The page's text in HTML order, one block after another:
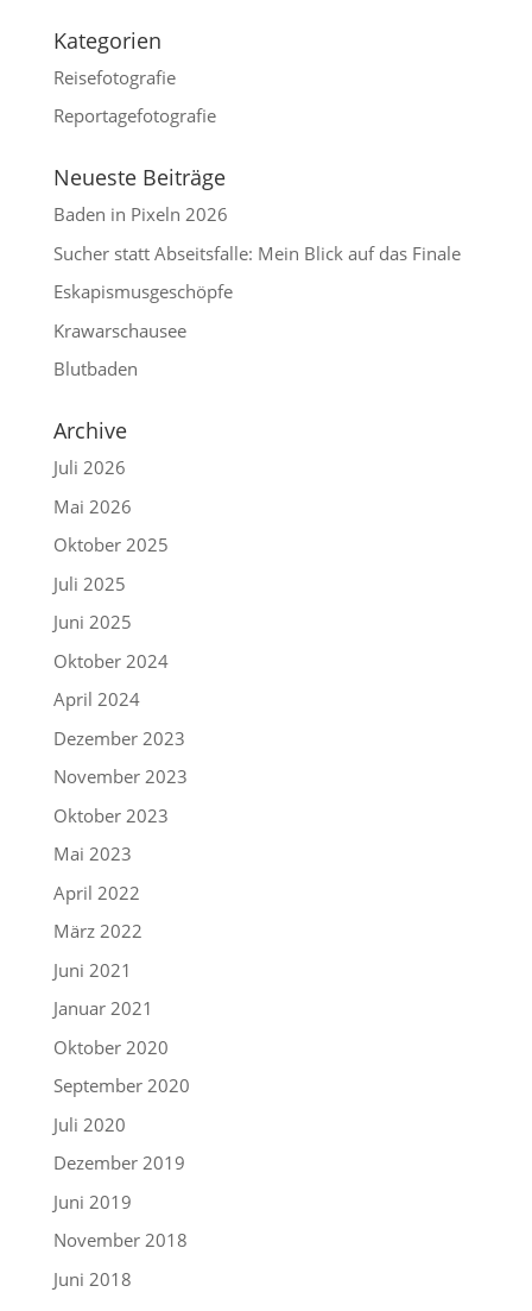
Kategorien
Reisefotografie
Reportagefotografie
Neueste Beiträge
Baden in Pixeln 2026
Sucher statt Abseitsfalle: Mein Blick auf das Finale
Eskapismusgeschöpfe
Krawarschausee
Blutbaden
Archive
Juli 2026
Mai 2026
Oktober 2025
Juli 2025
Juni 2025
Oktober 2024
April 2024
Dezember 2023
November 2023
Oktober 2023
Mai 2023
April 2022
März 2022
Juni 2021
Januar 2021
Oktober 2020
September 2020
Juli 2020
Dezember 2019
Juni 2019
November 2018
Juni 2018